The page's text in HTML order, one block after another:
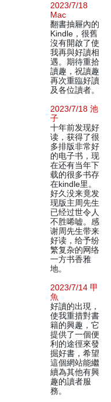
2023/7/18
Mac
翻書抽屜內的
Kindle，很舊
沒有開啟了使
我再與好讀相
遇。期待重拾
讀趣，祝讀趣
再次重臨好讀
及各位讀者。
2023/7/18 池
子
十年前发现好
读，获得了很
多排版非常好
的电子书，现
在还有当年下
载的很多书存
在kindle里。
好久没来竟发
现版主周先生
已经过世令人
不胜唏嘘。感
谢周先生带来
好读，给予纷
繁复杂的网络
一方书香雅
地。
2023/7/14 甲
魚
好讀的出現，
使我重措對書
籍的興趣，它
提供了一個便
利的途徑來發
掘好書，希望
這個網站能繼
續為其他有興
趣的讀者服
務。